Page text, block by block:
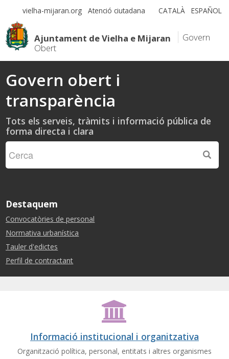
vielha-mijaran.org Atenció ciutadana CATALÀ ESPAÑOL
Ajuntament de Vielha e Mijaran
Govern
Obert
Govern obert i
transparència
Tots els serveis, tràmits i informació pública de
forma directa i clara
Destaquem
Convocatòries de personal
Normativa urbanística
Tauler d'edictes
Perfil de contractant
Informació institucional i organitzativa
Organització política, personal, entitats i altres organismes